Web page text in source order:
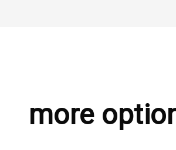
more